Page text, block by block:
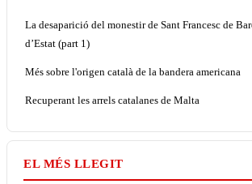
La desaparició del monestir de Sant Francesc de
d’Estat (part 1)
Més sobre l'origen català de la bandera americana
Recuperant les arrels catalanes de Malta
EL MÉS LLEGIT